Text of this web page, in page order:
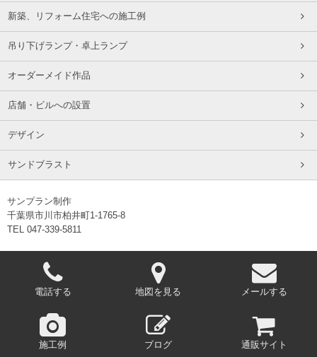
新築、リフォーム住宅への施工例
吊り下げランプ・卓上ランプ
オーダーメイド作品
店舗・ビルへの設置
デザイン
サンドブラスト
サンプラン制作
千葉県市川市柏井町1-1765-8
TEL 047-339-5811
電話する 地図を見る メールする
施工例 ブログ 通販サイト